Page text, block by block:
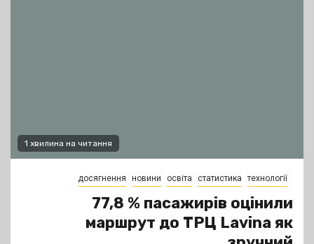
1 хвилина на читання
досягнення новини освіта статистика технології
77,8 % пасажирів оцінили
маршрут до ТРЦ Lavina як